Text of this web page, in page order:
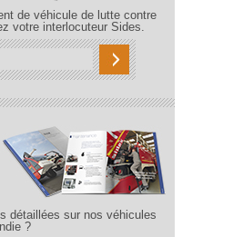
de véhicule de lutte contre
votre interlocuteur Sides.
détaillées sur nos véhicules
?